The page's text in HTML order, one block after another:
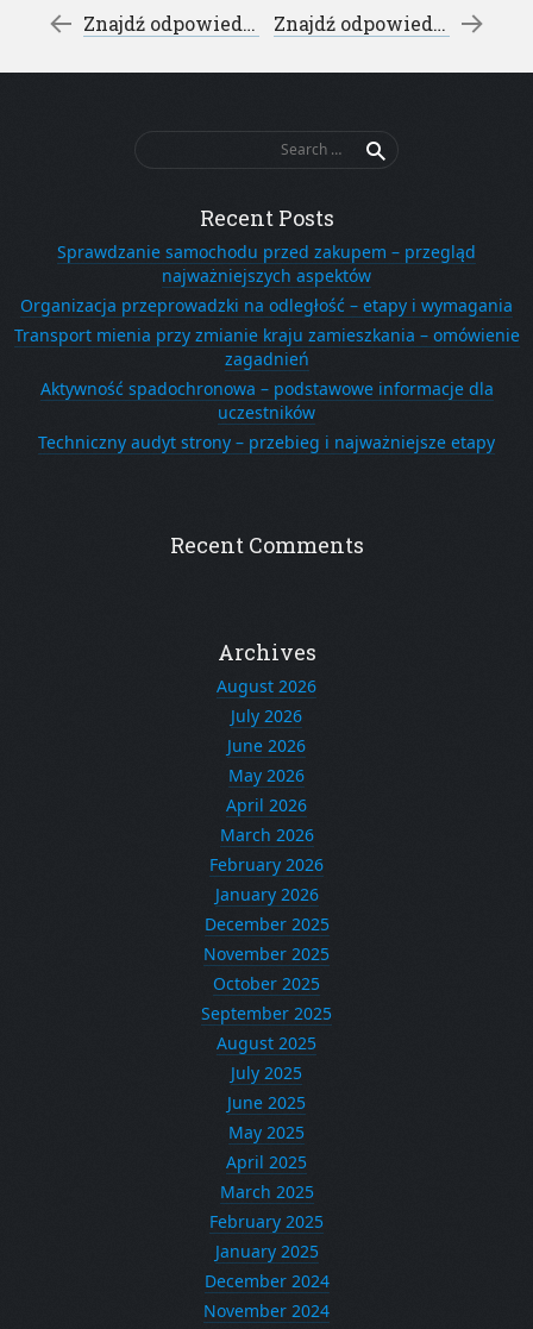
serwis pc
Post navigation
←
Znajdź odpowiedni serwis pc – naprawa komputerów świdnik Znajdź odpowiednią kancelarię – kancelaria adwokacka lublin
Search
for:
Recent Posts
Sprawdzanie samochodu przed zakupem – przegląd
najważniejszych aspektów
Organizacja przeprowadzki na odległość – etapy i wymagania
Transport mienia przy zmianie kraju zamieszkania – omówienie
zagadnień
Aktywność spadochronowa – podstawowe informacje dla
uczestników
Techniczny audyt strony – przebieg i najważniejsze etapy
Recent Comments
Archives
August 2026
July 2026
June 2026
May 2026
April 2026
March 2026
February 2026
January 2026
December 2025
November 2025
October 2025
September 2025
August 2025
July 2025
June 2025
May 2025
April 2025
March 2025
February 2025
January 2025
December 2024
November 2024